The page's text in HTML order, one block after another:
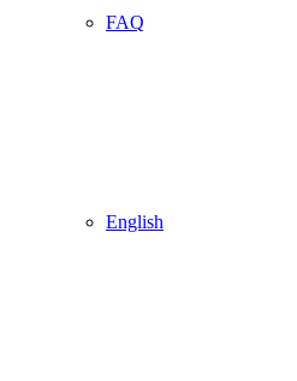
FAQ
English